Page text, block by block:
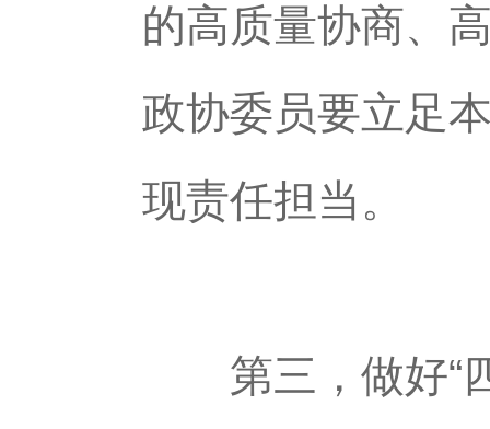
的高质量协商、
政协委员要立足
现责任担当。
第三，做好“四